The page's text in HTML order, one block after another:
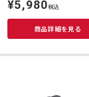
定
価
¥5,980税込
商品詳細を見る